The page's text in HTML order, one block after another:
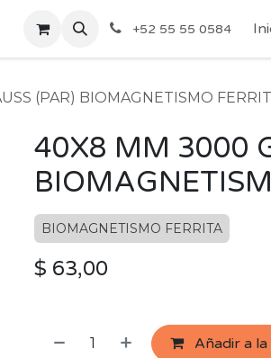
+52 55 55 0584
(PAR) BIOMAGNETISMO
40X8 MM 3000
BIOMAGNETISMO FERRITA
$ 63,00
Añadir a la